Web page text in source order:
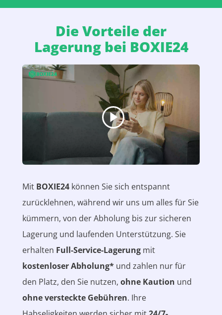
Die Vorteile der
Lagerung bei BOXIE24
Mit BOXIE24können Sie sich entspannt
zurücklehnen, während wir uns um alles für Sie
kümmern, von der Abholung bis zur sicheren
Lagerung und laufenden Unterstützung. Sie
erhalten Full-Service-Lagerungmit
kostenloser Abholung*und zahlen nur für
den Platz, den Sie nutzen, ohne Kaution und
ohne versteckte Gebühren. Ihre